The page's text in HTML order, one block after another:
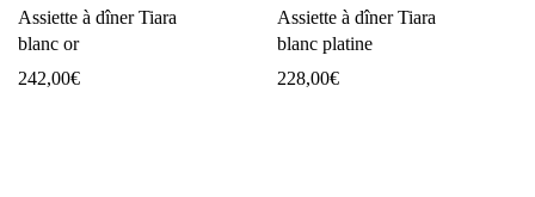
Assiette à dîner Tiara
blanc or
242,00€
Assiette à dîner Tiara
blanc platine
228,00€